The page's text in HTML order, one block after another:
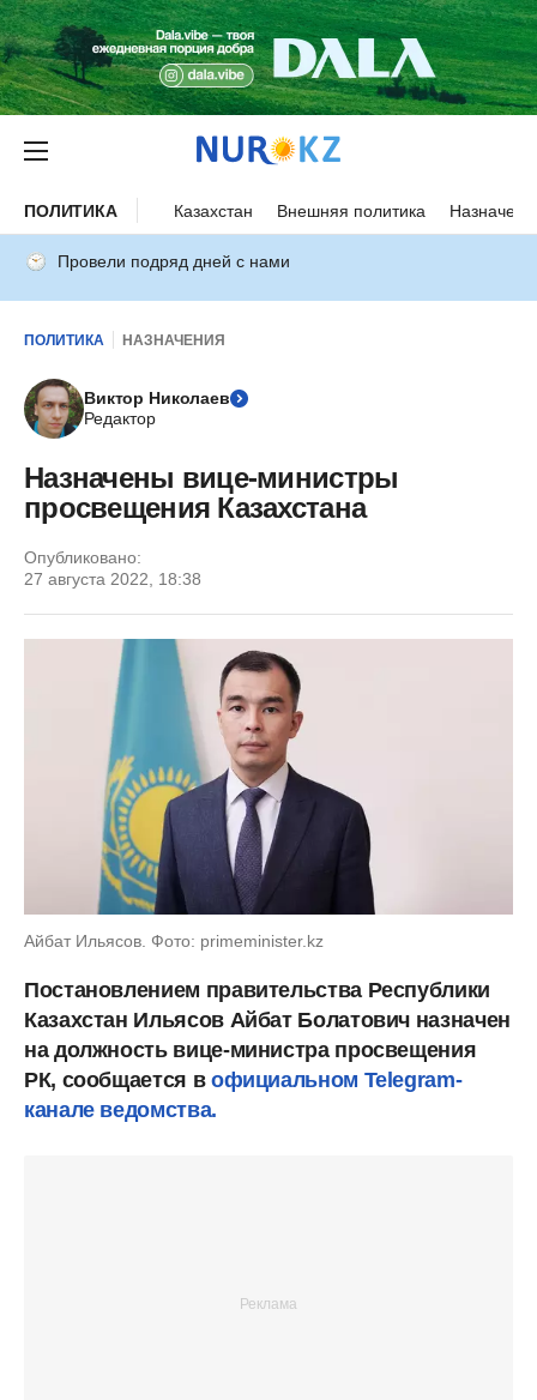
ПОЛИТИКА Казахстан Внешняя политика
Провели подряд дней с нами
ПОЛИТИКА НАЗНАЧЕНИЯ
Виктор Николаев
Редактор
Назначены вице-министры
просвещения Казахстана
Опубликовано:
27 августа 2022, 18:38
Айбат Ильясов. Фото: primeminister.kz
Постановлением правительства Республики
Казахстан Ильясов Айбат Болатович назначен
на должность вице-министра просвещения
РК, сообщается в официальном Telegram-
канале ведомства.